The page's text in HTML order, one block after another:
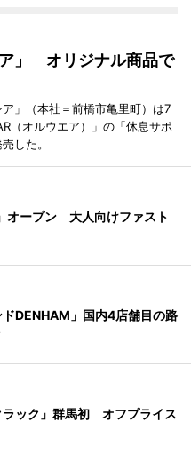
」 オリジナル商品で
」（本社＝前橋市亀里町）は7
（オルウエア）」の「休息サポ
した。
オープン 大人向けファスト
DENHAM」国内4店舗目の路
ラック」群馬初 オフプライス